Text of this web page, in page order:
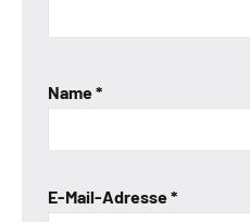
Name*
E-Mail-Adresse*